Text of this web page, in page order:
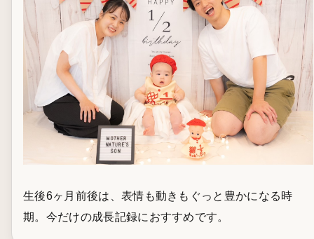
生後6ヶ月前後は、表情も動きもぐっと豊かになる時
期。今だけの成長記録におすすめです。